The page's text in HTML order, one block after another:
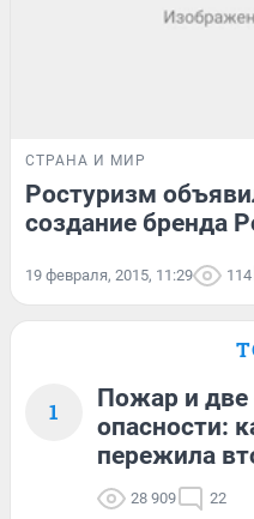
СТРАНА И МИР
Ростуризм
создание бренда
19 февраля, 2015, 11:29 114
1
Пожар и две
опасности:
пережила
28 909 22